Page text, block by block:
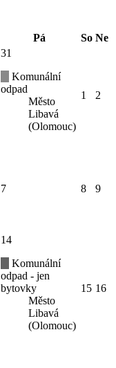
Pá So Ne
31
Komunální
odpad
Město
Libavá
(Olomouc)
1 2
7 8 9
14
Komunální
odpad - jen
bytovky
Město
Libavá
(Olomouc)
15 16